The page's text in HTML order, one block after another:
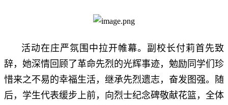
活动在庄严氛围中拉开帷幕。副校长付莉首先致
辞，她深情回顾了革命先烈的光辉事迹，勉励同学们珍
惜来之不易的幸福生活，继承先烈遗志，奋发图强。随
后，学生代表缓步上前，向烈士纪念碑敬献花篮，全体